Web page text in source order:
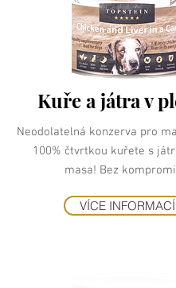
Kuře a játra v
Neodolatelná konzerva pro
100% čtvrtkou kuřete s
masa! Bez
VÍCE INFORMACÍ